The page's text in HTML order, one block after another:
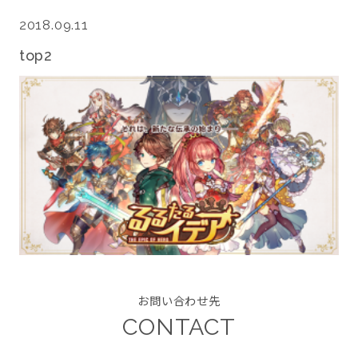
RECRUIT
採用情報
NEWS
お知らせ
CONTACT
twitter facebook instagram
top2
2018.09.11
お問い合わせ先
CONTACT